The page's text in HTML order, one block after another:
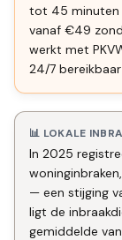
tot 45 minuten
vanaf €49
werkt met
24/7
📊 LOKALE
In 2025
— een stijging
ligt de
gemiddelde